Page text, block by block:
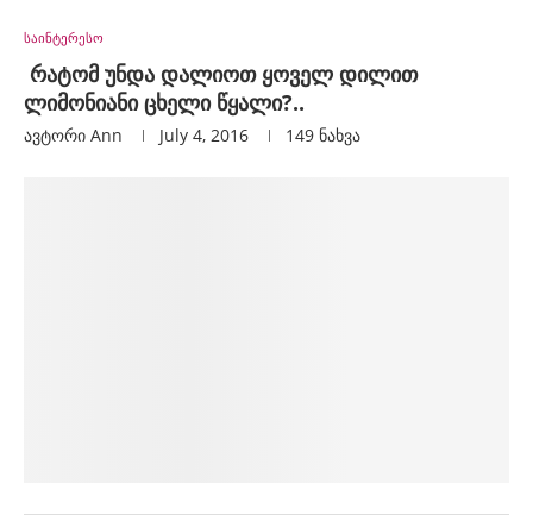
საინტერესო
რატომ უნდა დალიოთ ყოველ დილით
ლიმონიანი ცხელი წყალი?..
ავტორი Ann July 4, 2016 149 ნახვა